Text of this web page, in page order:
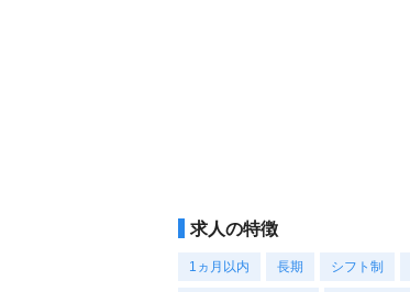
求人の特徴
1ヵ月以内 長期 シフト制